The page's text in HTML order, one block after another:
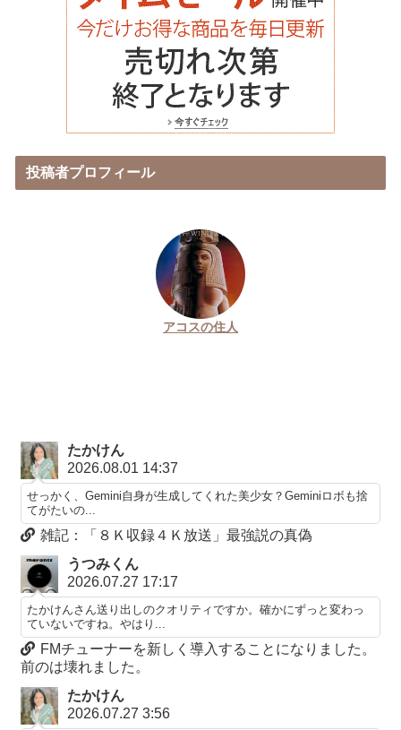
投稿者プロフィール
アコスの住人
たかけん
2026.08.01 14:37
せっかく、Gemini自身が生成してくれた美少女？Geminiロボも捨
てがたいの...
雑記：「８Ｋ収録４Ｋ放送」最強説の真偽
うつみくん
2026.07.27 17:17
たかけんさん送り出しのクオリティですか。確かにずっと変わっ
ていないですね。やはり...
FMチューナーを新しく導入することになりました。
前のは壊れました。
たかけん
2026.07.27 3:56